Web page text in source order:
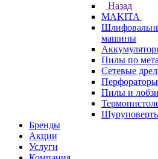
Назад
МAKITA
машины
Пилы по
Сетевые
Пилы и
Бренды
Акции
Услуги